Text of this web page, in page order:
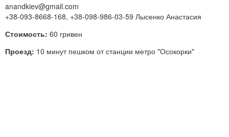
anandkiev@gmail.com
+38-093-8668-168, +38-098-986-03-59 Лысенко Анастасия
Стоимость: 60 гривен
Проезд: 10 минут пешком от станции метро "Осокорки"